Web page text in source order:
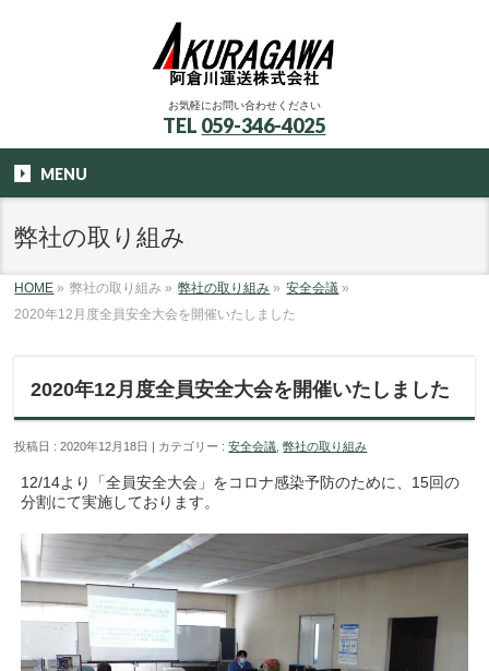
お気軽にお問い合わせください
TEL 059-346-4025
MENU
弊社の取り組み
HOME » 弊社の取り組み » 弊社の取り組み » 安全会議 »
2020年12月度全員安全大会を開催いたしました
2020年12月度全員安全大会を開催いたしました
投稿日 : 2020年12月18日 カテゴリー :安全会議 ,弊社の取り組み
12/14より「全員安全大会」をコロナ感染予防のために、15回の
分割にて実施しております。